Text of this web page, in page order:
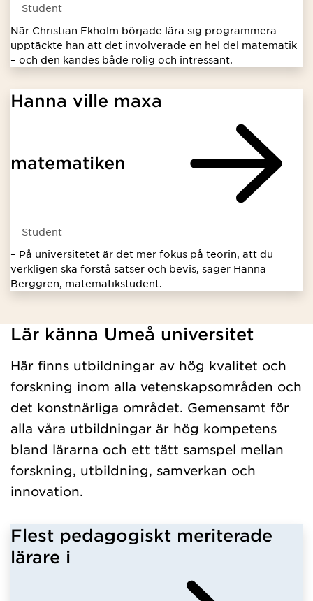
Student
När Christian Ekholm började lära sig programmera
upptäckte han att det involverade en hel del matematik
– och den kändes både rolig och intressant.
Hanna ville maxa
matematiken
Student
– På universitetet är det mer fokus på teorin, att du
verkligen ska förstå satser och bevis, säger Hanna
Berggren, matematikstudent.
Har hämtat programgrundniva.
Lär känna Umeå universitet
Här finns utbildningar av hög kvalitet och
forskning inom alla vetenskapsområden och
det konstnärliga området. Gemensamt för
alla våra utbildningar är hög kompetens
bland lärarna och ett tätt samspel mellan
forskning, utbildning, samverkan och
innovation.
Flest pedagogiskt meriterade
lärare i